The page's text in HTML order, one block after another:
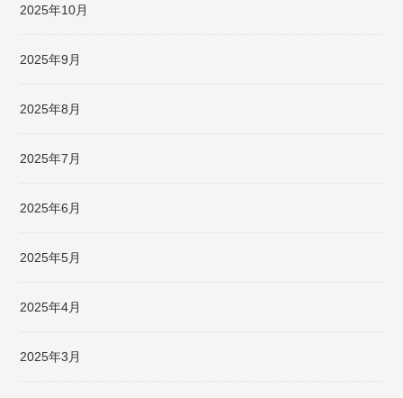
2025年10月
2025年9月
2025年8月
2025年7月
2025年6月
2025年5月
2025年4月
2025年3月